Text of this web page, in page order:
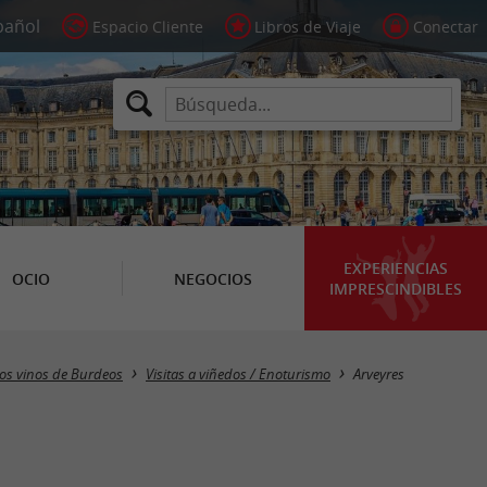
Espacio Cliente Libros de Viaje Conectar
OCIO NEGOCIOS
EXPERIENCIAS
IMPRESCINDIBLES
Masquer la carte
vinos de Burdeos Visitas a viñedos / Enoturismo Arveyres